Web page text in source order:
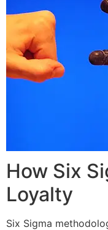
How Six
Loyalty
Six Sigma